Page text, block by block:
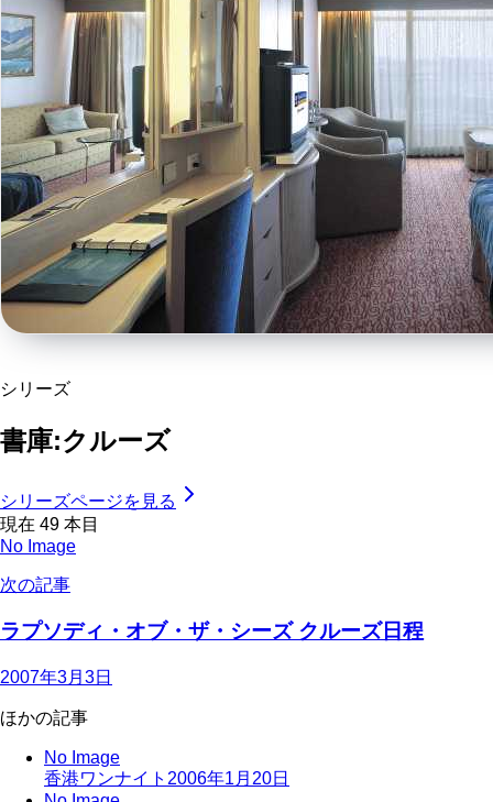
シリーズ
書庫:クルーズ
シリーズページを見る
現在 49 本目
No Image
次の記事
ラプソディ・オブ・ザ・シーズ クルーズ日程
2007年3月3日
ほかの記事
No Image
香港ワンナイト 2006年1月20日